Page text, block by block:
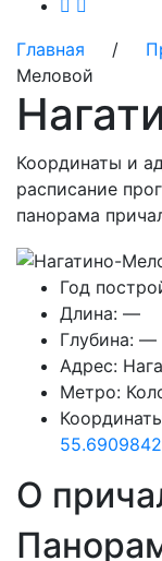
Главная /
Меловой
Координаты и
расписание
панорама
Год
Длина: —
Глубина: —
Адрес:
Метро:
О